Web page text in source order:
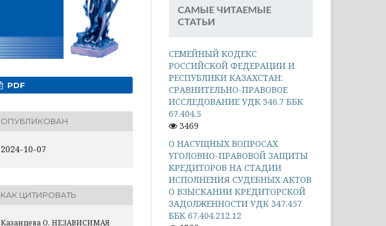
PDF
ОПУБЛИКОВАН
2024-10-07
КАК ЦИТИРОВАТЬ
Казанцева О. НЕЗАВИСИМАЯ
САМЫЕ ЧИТАЕМЫЕ
СТАТЬИ
СЕМЕЙНЫЙ КОДЕКС
РОССИЙСКОЙ ФЕДЕРАЦИИ И
РЕСПУБЛИКИ КАЗАХСТАН:
СРАВНИТЕЛЬНО-ПРАВОВОЕ
ИССЛЕДОВАНИЕ УДК 346.7 ББК
67.404.5
3469
О НАСУЩНЫХ ВОПРОСАХ
УГОЛОВНО-ПРАВОВОЙ ЗАЩИТЫ
КРЕДИТОРОВ НА СТАДИИ
ИСПОЛНЕНИЯ СУДЕБНЫХ АКТОВ
О ВЗЫСКАНИИ КРЕДИТОРСКОЙ
ЗАДОЛЖЕННОСТИ УДК 347.457
ББК 67.404.212.12